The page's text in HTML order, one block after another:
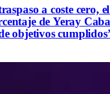
a coste cero,
de Yeray
objetivos